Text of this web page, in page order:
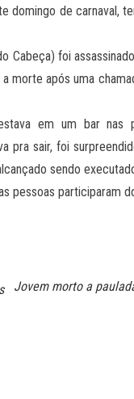
domingo de carnaval,
Cabeça) foi
morte após uma
em um bar nas
pra sair, foi
sendo
pessoas participaram
Jovem morto a